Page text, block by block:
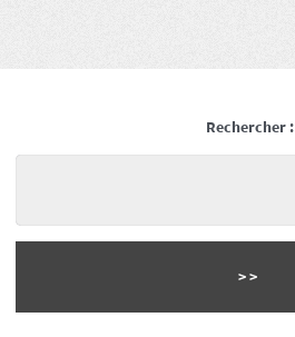
Rechercher :